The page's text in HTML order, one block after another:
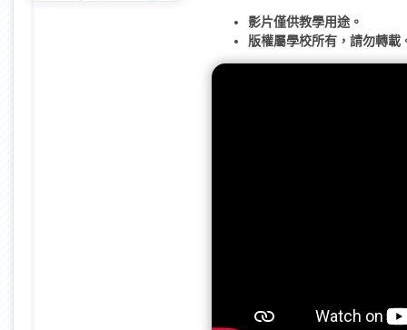
影片僅供教學用途。
版權屬學校所有，請勿轉載